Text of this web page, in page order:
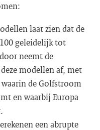
laat zien dat de
geleidelijk tot
neemt de
modellen af, met
de Golfstroom
en waarbij Europa
een abrupte